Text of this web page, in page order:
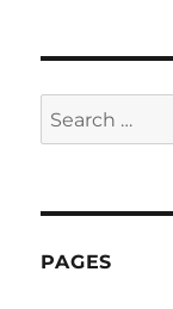
Search
for:
PAGES